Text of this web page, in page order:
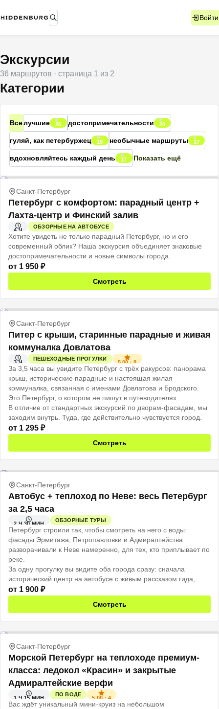
Войти
Экскурсии
36 маршрутов · страница 1 из 2
Категории
Вселучшие 25 достопримечательности 20
гуляй, как петербуржец 19 необычные маршруты 17
вдохновляйтесь каждый день 17 Показать ещё
Санкт-Петербург
Петербург с комфортом: парадный центр +
Лахта-центр и Финский залив
4 Ч
ОБЗОРНЫЕ НА АВТОБУСЕ
Хотите увидеть не только парадный Петербург, но и его
современный облик? Наша экскурсия объединяет знаковые
достопримечательности и новые символы города.
от 1 950 ₽
Смотреть
Санкт-Петербург
Питер с крыши, старинные парадные и живая
коммуналка Довлатова
3 Ч
ПЕШЕХОДНЫЕ ПРОГУЛКИ
5.00·8
За 3,5 часа вы увидите Петербург с трёх ракурсов: панорама
крыш, исторические парадные и настоящая жилая
коммуналка, связанная с именами Довлатова и Бродского.
Это Петербург, о котором не пишут в путеводителях.
В отличие от стандартных экскурсий по дворам-фасадам, мы
заходим внутрь. Туда, где действительно чувствуется город.
от 1 295 ₽
Смотреть
Санкт-Петербург
Автобус + теплоход по Неве: весь Петербург
за 2,5 часа
2 Ч 30 МИН
ОБЗОРНЫЕ ТУРЫ
Петербург строили так, чтобы смотреть на него с воды:
фасады Эрмитажа, Петропавловки и Адмиралтейства
разворачивали к Неве намеренно, для тех, кто приплывает по
реке.
За одну прогулку вы видите оба города сразу: сначала
исторический центр на автобусе с живым рассказом гида,
потом открытая палуба теплохода, и тот же город смотрит на
вас уже совсем иначе.
от 1 900 ₽
Смотреть
Санкт-Петербург
Морской Петербург на теплоходе премиум-
класса: ледокол «Красин» и закрытые
Адмиралтейские верфи
1 Ч 15 МИН
ПО ВОДЕ
5.00· 4
Вас ждёт уникальный мини-круиз на небольшом